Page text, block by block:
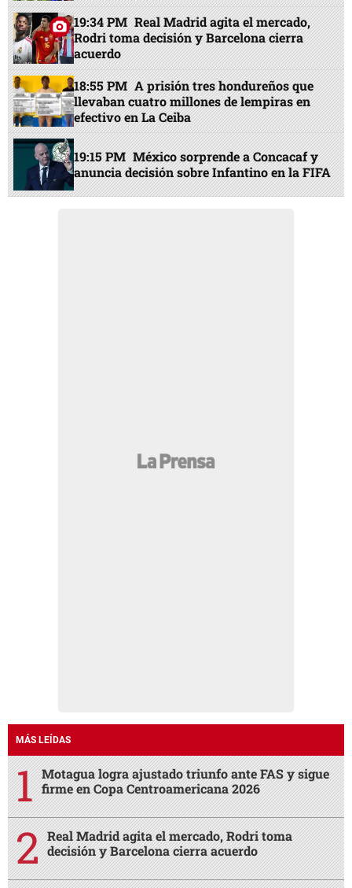
19:34 PM Real Madrid agita el mercado,
Rodri toma decisión y Barcelona cierra
acuerdo
18:55 PM A prisión tres hondureños que
llevaban cuatro millones de lempiras en
efectivo en La Ceiba
19:15 PM México sorprende a Concacaf y
anuncia decisión sobre Infantino en la FIFA
MÁS LEÍDAS
Motagua logra ajustado triunfo ante FAS y sigue
firme en Copa Centroamericana 2026
Real Madrid agita el mercado, Rodri toma
decisión y Barcelona cierra acuerdo